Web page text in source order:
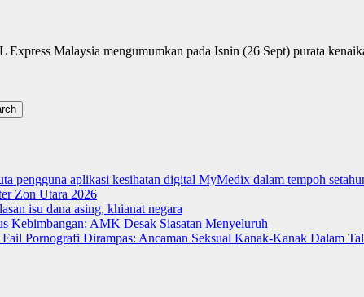
Malaysia mengumumkan pada Isnin (26 Sept) purata
pengguna aplikasi kesihatan digital MyMedix dalam tempoh
Zon Utara 2026
isu dana asing, khianat negara
Kebimbangan: AMK Desak Siasatan Menyeluruh
Pornografi Dirampas: Ancaman Seksual Kanak-Kanak Dalam